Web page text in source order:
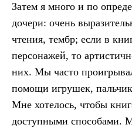
Затем я много и по
дочери: очень
чтения, тембр; если в
персонажей, то
них. Мы часто
помощи игрушек,
Мне хотелось, чтобы
доступными способами.